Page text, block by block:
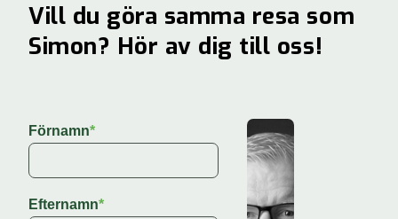
Vill du göra samma resa som
Simon? Hör av dig till oss!
Förnamn*
Efternamn*